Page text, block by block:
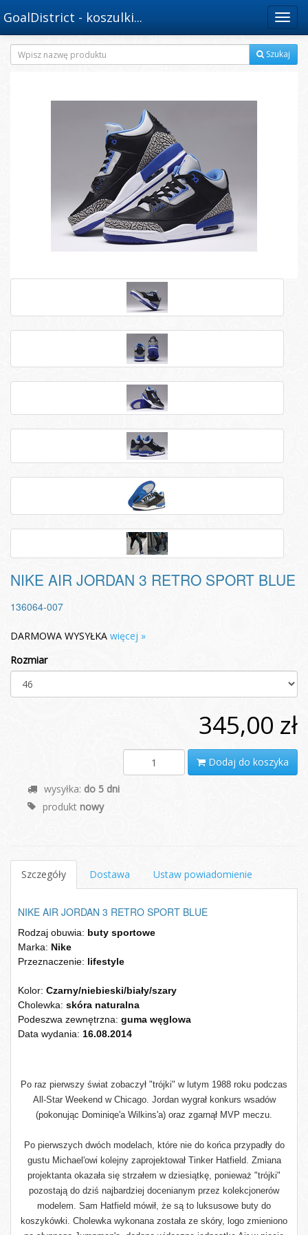
Menu
GoalDistrict - koszulki...
Szukaj
NIKE AIR JORDAN 3 RETRO SPORT BLUE
136064-007
DARMOWA WYSYŁKA więcej »
Rozmiar
345,00 zł
Dodaj do koszyka
wysyłka:
do 5 dni
produkt nowy
Szczegóły Dostawa Ustaw powiadomienie
NIKE AIR JORDAN 3 RETRO SPORT BLUE
Rodzaj obuwia: buty sportowe
Marka: Nike
Przeznaczenie: lifestyle
Kolor: Czarny/niebieski/biały/szary
Cholewka: skóra naturalna
Podeszwa zewnętrzna: guma węglowa
Data wydania: 16.08.2014
Po raz pierwszy świat zobaczył "trójki" w lutym 1988 roku podczas
All-Star Weekend w Chicago. Jordan wygrał konkurs wsadów
(pokonując Dominiqe'a Wilkins'a) oraz zgarnął MVP meczu.
Po pierwszych dwóch modelach, które nie do końca przypadły do
gustu Michael'owi kolejny zaprojektował Tinker Hatfield. Zmiana
projektanta okazała się strzałem w dziesiątkę, ponieważ "trójki"
pozostają do dziś najbardziej docenianym przez kolekcjonerów
modelem. Sam Hatfield mówił, że są to luksusowe buty do
koszykówki. Cholewka wykonana została ze skóry, logo zmieniono